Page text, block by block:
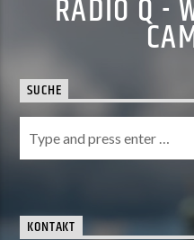
RADIO Q -
SUCHE
KONTAKT